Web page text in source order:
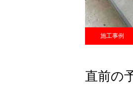
施工事例
直前の